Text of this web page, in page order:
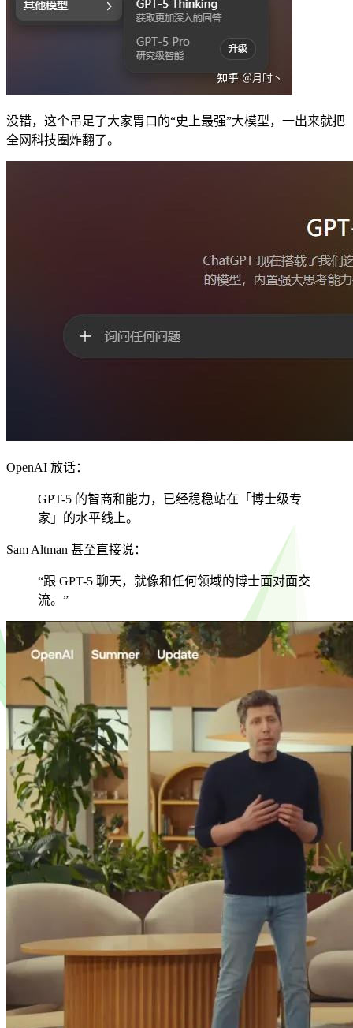
没错，这个吊足了大家胃口的“史上最强”大模型，一出来就把
全网科技圈炸翻了。
OpenAI 放话：
GPT-5 的智商和能力，已经稳稳站在「博士级专
家」的水平线上。
Sam Altman 甚至直接说：
“跟 GPT-5 聊天，就像和任何领域的博士面对面交
流。”